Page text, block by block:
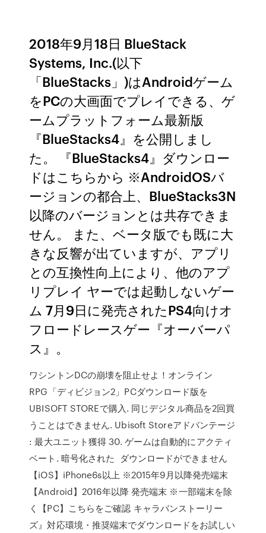
2018年9月18日 BlueStack
Systems, Inc.(以下
「BlueStacks」)はAndroidゲーム
をPCの大画面でプレイできる、ゲ
ームプラットフォーム最新版
『BlueStacks4』を公開しまし
た。 『BlueStacks4』ダウンロー
ドはこちらから ※AndroidOSバ
ージョンの都合上、BlueStacks3N
以降のバージョンとは共存できま
せん。 また、ベータ版でも既に大
きな反響が出ていますが、アプリ
との互換性向上により、他のアプ
リプレイ ヤーでは起動しないゲー
ム 7月9日に発売されたPS4向けオ
フロードレースゲー『オーバーパ
ス』。
ワシントンDCの崩壊を阻止せよ！オンライン
RPG「ディビジョン2」PCダウンロード版を
UBISOFT STOREで購入. 同じデジタル商品を2回買
うことはできません. Ubisoft Storeアドバンテージ
: 最大ユニット獲得 30. ゲームは自動的にアクティ
ベート. 暗号化された ダウンロードができません
【iOS】iPhone6s以上 ※2015年9月以降発売端末
【Android】2016年以降 発売端末 ※一部端末を除
く【PC】こちらをご確認 キャラバンストーリー
ズ』対応環境・推奨端末でダウンロードをお試しい